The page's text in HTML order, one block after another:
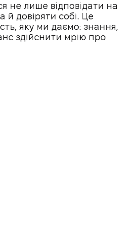
не лише відповідати на
й довіряти собі. Це
яку ми даємо: знання,
здійснити мрію про